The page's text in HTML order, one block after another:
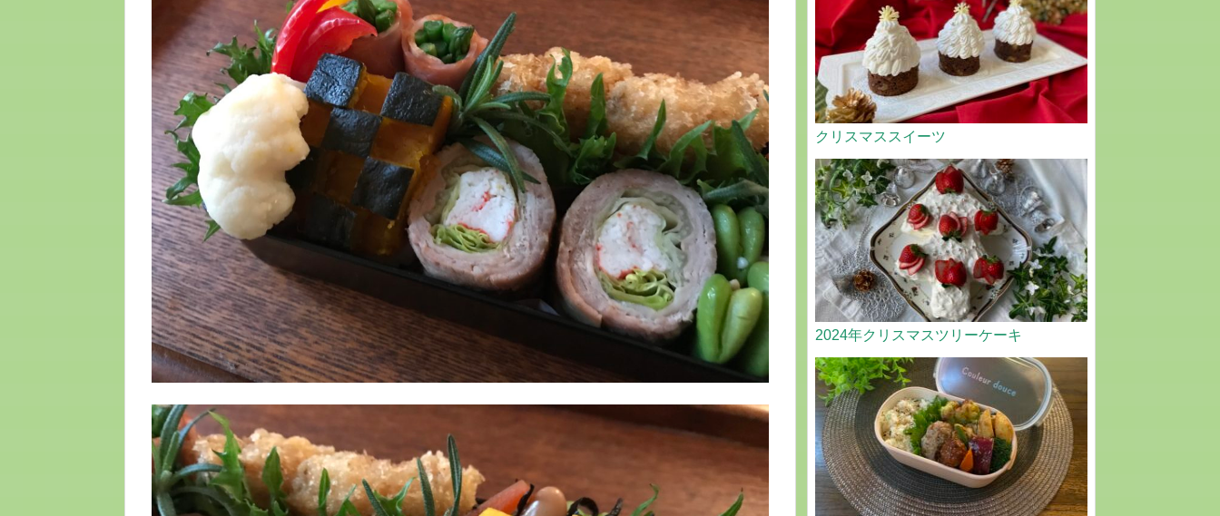
クリスマススイーツ
2024年クリスマスツリーケーキ